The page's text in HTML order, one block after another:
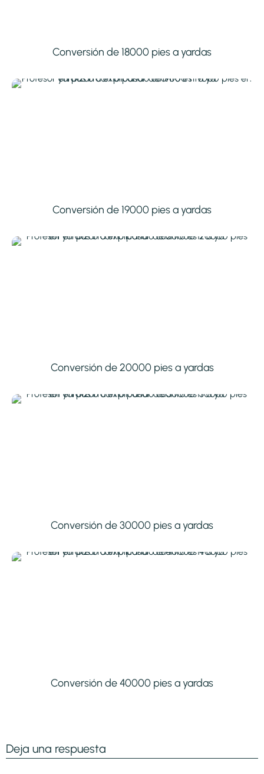
Conversión de 18000 pies a yardas
Conversión de 19000 pies a yardas
Conversión de 20000 pies a yardas
Conversión de 30000 pies a yardas
Conversión de 40000 pies a yardas
Deja una respuesta